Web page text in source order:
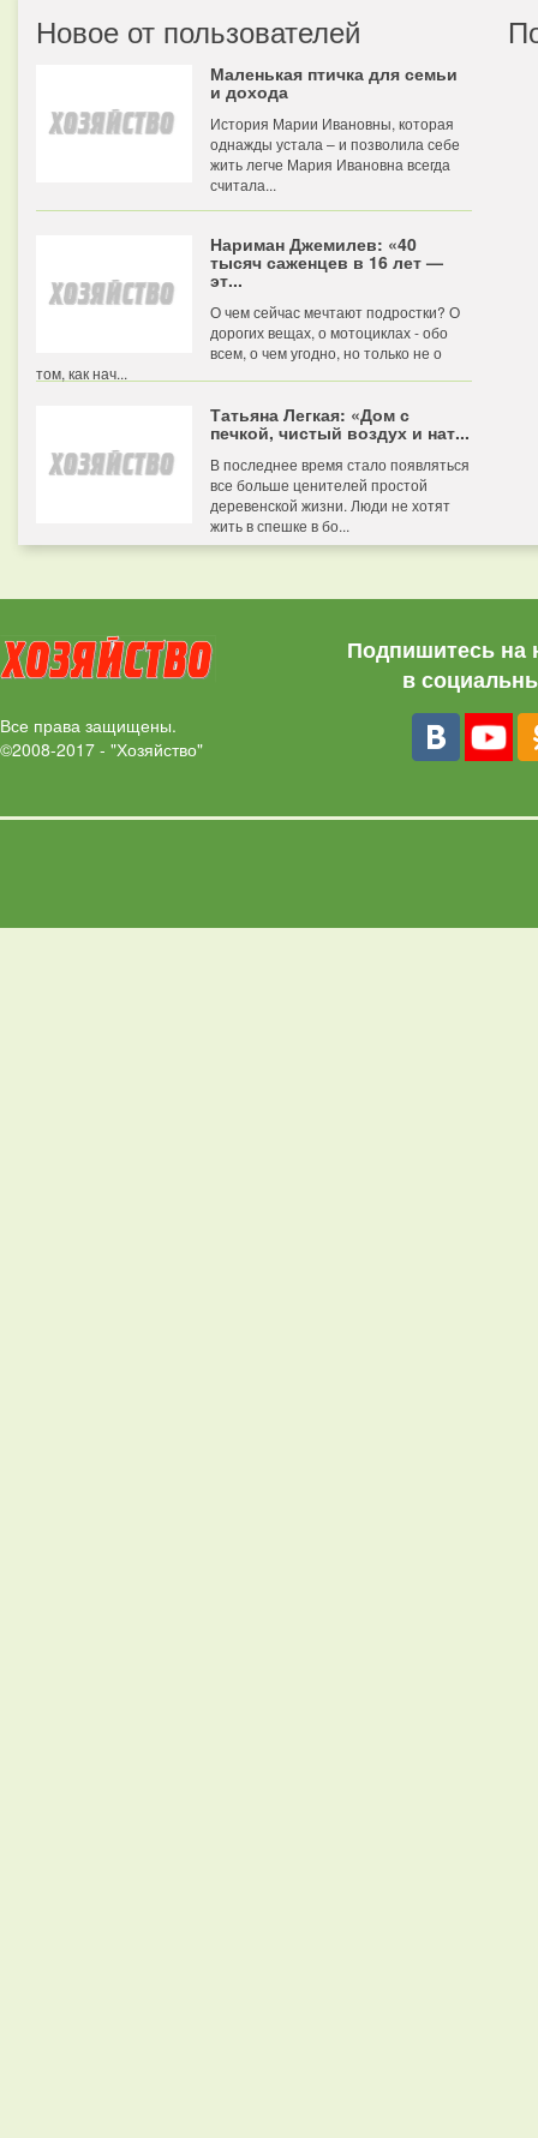
Новое от пользователей
Маленькая птичка для семьи
и дохода
История Марии Ивановны, которая
однажды устала – и позволила себе
жить легче Мария Ивановна всегда
считала...
Нариман Джемилев: «40
тысяч саженцев в 16 лет —
эт...
О чем сейчас мечтают подростки? О
дорогих вещах, о мотоциклах - обо
всем, о чем угодно, но только не о
том, как нач...
Татьяна Легкая: «Дом с
печкой, чистый воздух и нат...
В последнее время стало появляться
все больше ценителей простой
деревенской жизни. Люди не хотят
жить в спешке в бо...
Все права защищены.
©2008-2017 - "Хозяйство"
Подпишитесь на
в